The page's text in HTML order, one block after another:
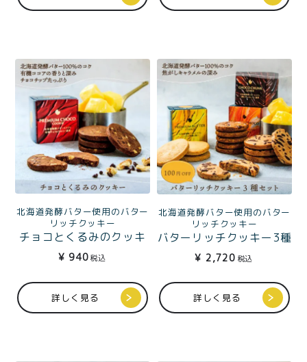
北海道発酵バター使用のバター
リッチクッキー
チョコとくるみのクッキ
ー5枚入
¥ 940税込
詳しく見る
北海道発酵バター使用のバター
リッチクッキー
バターリッチクッキー3種
（プレミアムバター、チ
ョコチャンク、キャラメ
ルチョコ）各5枚入
¥ 2,720 税込
詳しく見る